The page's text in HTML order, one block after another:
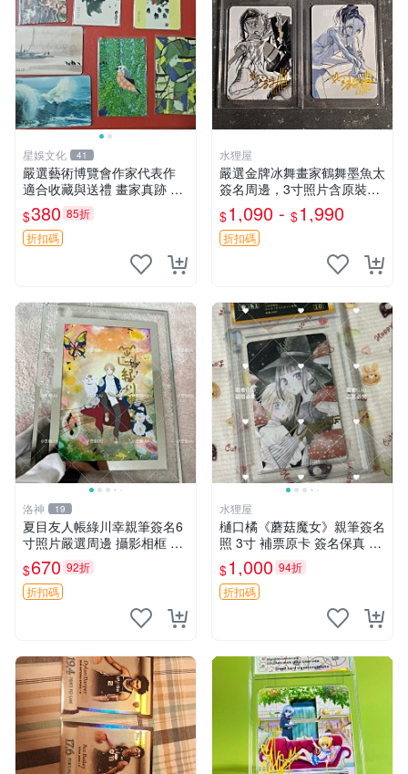
星娛文化 41
嚴選藝術博覽會作家代表作
適合收藏與送禮 畫家真跡 藝
術品 限量版
$380 85折
折扣碼
水狸屋
嚴選金牌冰舞畫家鶴舞墨魚太
簽名周邊，3寸照片含原裝卡
磚。收藏自用，面簽確保證
實。 冰舞 簽名 周邊
$1,090 - $1,990
折扣碼
洛神 19
夏目友人帳綠川幸親筆簽名6
寸照片嚴選周邊 攝影相框 網
路認證 夏目友人帳收藏 簽名
照 6寸
$670 92折
折扣碼
水狸屋
樋口橘《蘑菇魔女》親筆簽名
照 3寸 補票原卡 簽名保真 收
藏推薦 蘑菇魔女 樋口橘 照片
$1,000 94折
折扣碼